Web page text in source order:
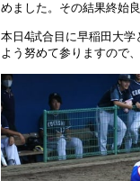
めました。その結果終始
本日4試合目に早稲田大
よう努めて参りますので